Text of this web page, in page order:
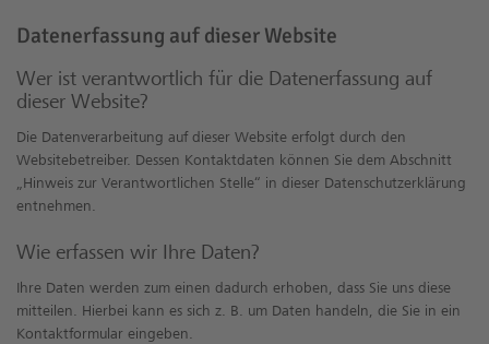
Datenerfassung auf dieser Website
Wer ist verantwortlich für die Datenerfassung auf
dieser Website?
Die Datenverarbeitung auf dieser Website erfolgt durch den
Websitebetreiber. Dessen Kontaktdaten können Sie dem Abschnitt
„Hinweis zur Verantwortlichen Stelle“ in dieser Datenschutzerklärung
entnehmen.
Wie erfassen wir Ihre Daten?
Ihre Daten werden zum einen dadurch erhoben, dass Sie uns diese
mitteilen. Hierbei kann es sich z. B. um Daten handeln, die Sie in ein
Kontaktformular eingeben.